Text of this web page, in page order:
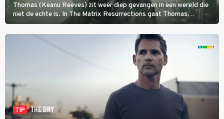
Thomas (Keanu Reeves) zit weer diep gevangen in een wereld die
niet de echte is. In The Matrix Resurrections gaat Thomas
proberen uit deze schijnwereld te ontsnappen.
TIP
THE DRY